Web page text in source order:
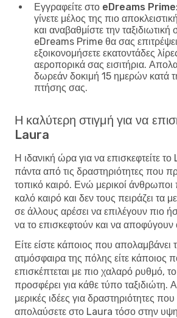
Εγγραφείτε στο eDreams
γίνετε μέλος της πιο
και αναβαθμίστε την ταξιδιωτική
eDreams Prime θα σας
εξοικονομήσετε εκατοντάδες
αεροπορικά σας εισιτήρια.
δωρεάν δοκιμή 15 ημερών κατά
πτήσης σας.
Η καλύτερη στιγμή για να
Laura
Η ιδανική ώρα για να επισκεφτείτε το
πάντα από τις δραστηριότητες που
τοπικό καιρό. Ενώ μερικοί άνθρωποι
καλό καιρό και δεν τους πειράζει τα
σε άλλους αρέσει να επιλέγουν πιο
να το επισκεφτούν και να αποφύγουν
Είτε είστε κάποιος που
ατμόσφαιρα της πόλης είτε κάποιος
επισκέπτεται με πιο χαλαρό ρυθμό,
προσφέρει για κάθε τύπο ταξιδιώτη.
μερικές ιδέες για δραστηριότητες
απολαύσετε στο Laura τόσο στην